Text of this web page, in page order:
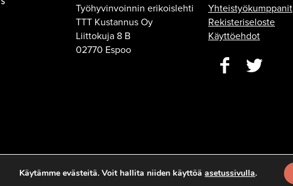
Työhyvinvoinnin erikoislehti
TTT Kustannus Oy
Liittokuja 8 B
02770 Espoo
Yhteistyökumppanit
Rekisteriseloste
Käyttöehdot
Käytämme evästeitä. Voit hallita niiden käyttöäasetussivulla.